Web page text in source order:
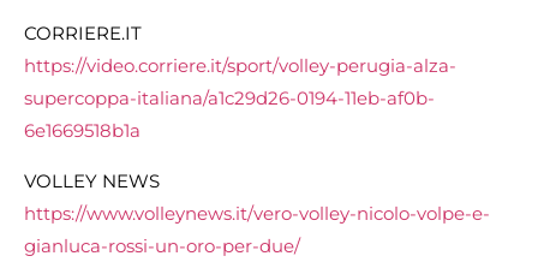
CORRIERE.IT
https://video.corriere.it/sport/volley-perugia-alza-
supercoppa-italiana/a1c29d26-0194-11eb-af0b-
6e1669518b1a
VOLLEY NEWS
https://www.volleynews.it/vero-volley-nicolo-volpe-e-
gianluca-rossi-un-oro-per-due/